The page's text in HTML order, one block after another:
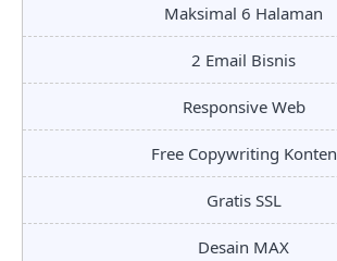
Maksimal 6 Halaman
2 Email Bisnis
Responsive Web
Free Copywriting Konten
Gratis SSL
Desain MAX